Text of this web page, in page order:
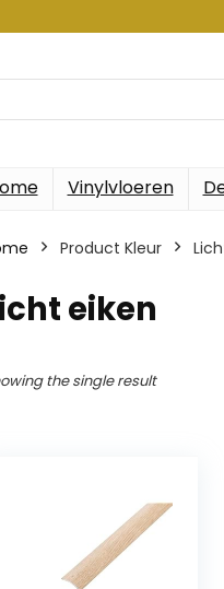
Vinylvloeren
Product Kleur
eiken
the single result